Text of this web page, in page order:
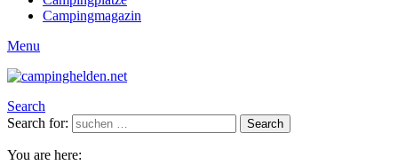
Campingmagazin
Menu
Search
Search for:
Search
You are here: